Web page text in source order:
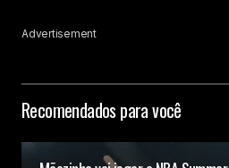
Advertisement
Recomendados para você